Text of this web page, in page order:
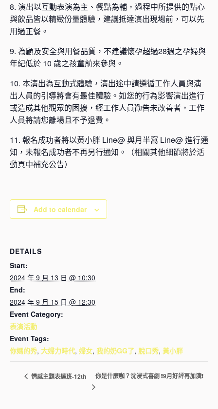
8. 演出以互動表演為主、餐點為輔，過程中所提供的點心
與飲品皆以精緻份量體驗，建議抵達演出現場前，可以先
用過正餐。
9. 為顧及安全與用餐品質，不建議懷孕超過28週之孕婦與
年紀低於 10 歲之孩童前來參與。
10. 本演出為互動式體驗，演出途中請遵循工作人員與演
出人員的引導將會有最佳體驗。如您的行為影響演出進行
或造成其他觀眾的困擾，經工作人員勸告未改善者，工作
人員將請您離場且不予退費。
11. 報名成功者將以黃小胖 Line@ 與月半窩 Line@ 進行通
知，未報名成功者不再另行通知。（相關其他細節將於活
動頁中補充公告）
Add to calendar
DETAILS
Start:
2024 年 9 月 13 日 @ 10:30
End:
2024 年 9 月 15 日 @ 12:30
Event Category:
表演活動
Event Tags:
你媽的秀, 大婦力時代, 婦女, 我的奶GG了, 脫口秀, 黃小胖
情感主題表達班-12th 你是什麼咖？沈浸式喜劇 ❗9月好評再加演❗